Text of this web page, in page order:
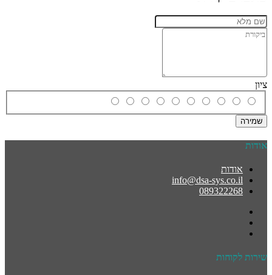
ציון
שמירה
אודות
אודות
info@dsa-sys.co.il
089322268
שירות לקוחות